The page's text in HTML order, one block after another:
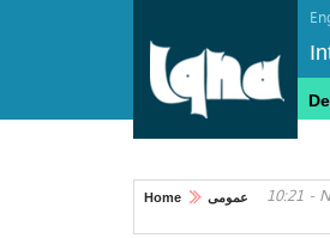
Home عمومی 10:21 -